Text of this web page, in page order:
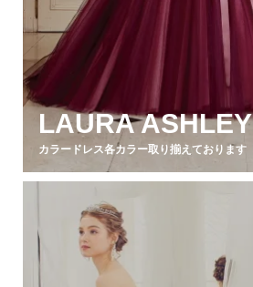
LAURA ASHLEY
カラードレス各カラー取り揃えております